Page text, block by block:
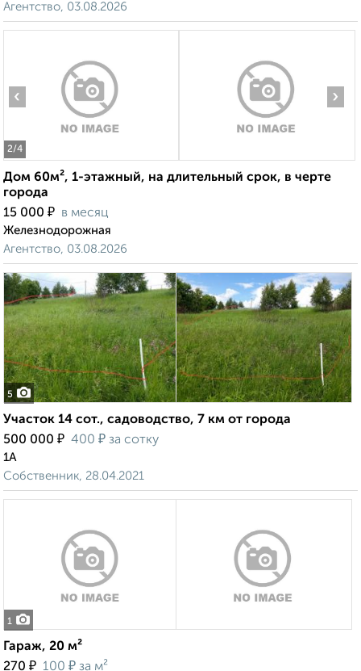
Агентство, 03.08.2026
2/4
‹ ›
Дом 60м², 1-этажный, на длительный срок, в черте
города
15 000 ₽ в месяц
Железнодорожная
Агентство, 03.08.2026
5
Участок 14 сот., садоводство, 7 км от города
500 000 ₽ 400 ₽ за сотку
1А
Собственник, 28.04.2021
1
Гараж, 20 м²
270 ₽ 100 ₽ за м²